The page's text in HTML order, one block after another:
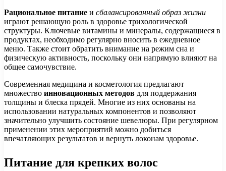
Рациональное питание и сбалансированный образ жизни
играют решающую роль в здоровье трихологической
структуры. Ключевые витамины и минералы, содержащиеся в
продуктах, необходимо регулярно вносить в ежедневное
меню. Также стоит обратить внимание на режим сна и
физическую активность, поскольку они напрямую влияют на
общее самочувствие.
Современная медицина и косметология предлагают
множество инновационных методов для поддержания
толщины и блеска прядей. Многие из них основаны на
использовании натуральных компонентов и позволяют
значительно улучшить состояние шевелюры. При регулярном
применении этих мероприятий можно добиться
впечатляющих результатов и вернуть локонам здоровье.
Питание для крепких волос